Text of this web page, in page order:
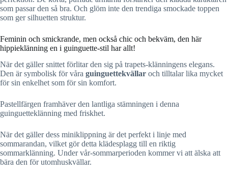
som passar den så bra. Och glöm inte den trendiga smockade toppen
som ger silhuetten struktur.
Feminin och smickrande, men också chic och bekväm, den här
hippieklänning en i guinguette-stil har allt!
När det gäller snittet förlitar den sig på trapets-klänningens elegans.
Den är symbolisk för våra guinguettekvällar och tilltalar lika mycket
för sin enkelhet som för sin komfort.
Pastellfärgen framhäver den lantliga stämningen i denna
guinguetteklänning med friskhet.
När det gäller dess miniklippning är det perfekt i linje med
sommarandan, vilket gör detta klädesplagg till en riktig
sommarklänning. Under vår-sommarperioden kommer vi att älska att
bära den för utomhuskvällar.